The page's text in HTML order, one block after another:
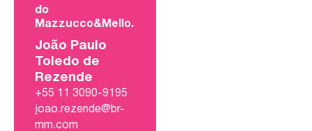
do
Mazzucco&Mello.
João Paulo
Toledo de
Rezende
+55 11 3090-9195
joao.rezende@br-
mm.com